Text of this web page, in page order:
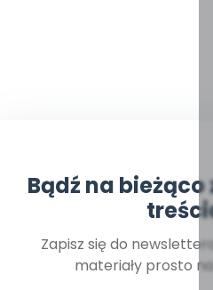
Bądź na
Zapisz się do
materiały prosto